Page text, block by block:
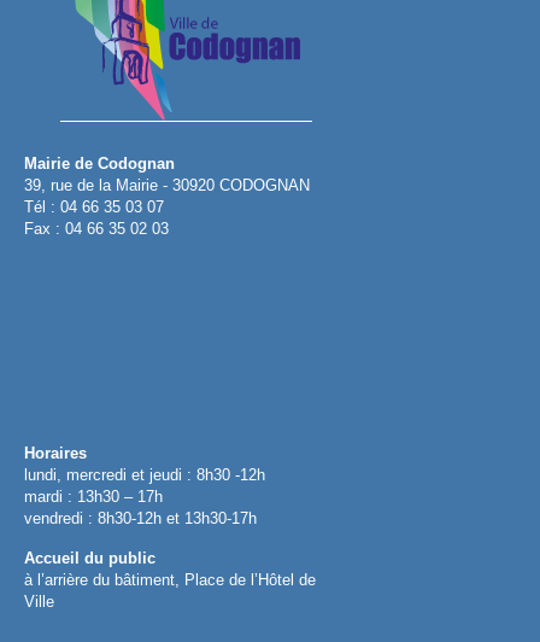
Mairie de Codognan
39, rue de la Mairie - 30920 CODOGNAN
Tél : 04 66 35 03 07
Fax : 04 66 35 02 03
Horaires
lundi, mercredi et jeudi : 8h30 -12h
mardi : 13h30 – 17h
vendredi : 8h30-12h et 13h30-17h
Accueil du public
à l’arrière du bâtiment, Place de l’Hôtel de
Ville